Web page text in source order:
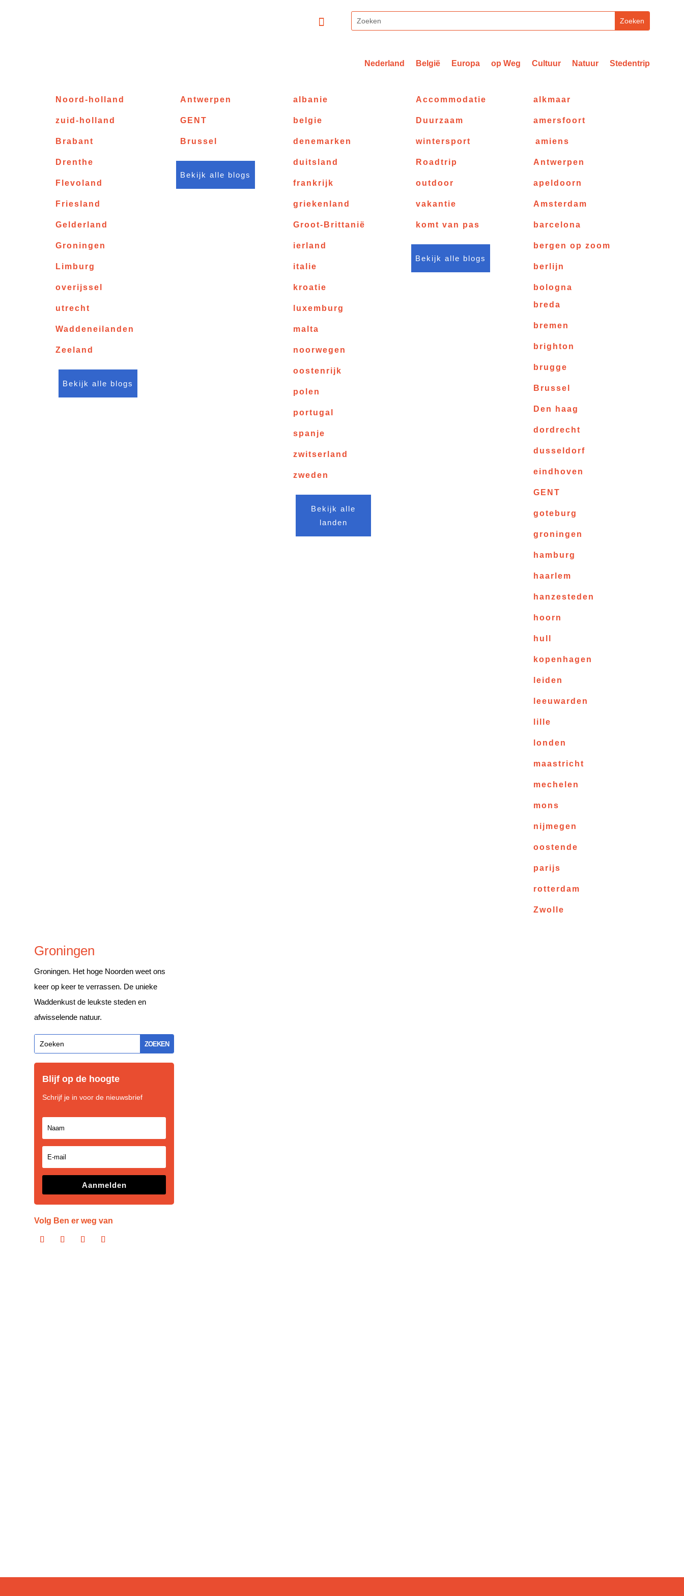
Nederland België Europa op Weg Cultuur Natuur Stedentrip
Noord-holland
zuid-holland
Brabant
Drenthe
Flevoland
Friesland
Gelderland
Groningen
Limburg
overijssel
utrecht
Waddeneilanden
Zeeland
Bekijk alle blogs
Antwerpen
GENT
Brussel
Bekijk alle blogs
albanie
belgie
denemarken
duitsland
frankrijk
griekenland
Groot-Brittanië
ierland
italie
kroatie
luxemburg
malta
noorwegen
oostenrijk
polen
portugal
spanje
zwitserland
zweden
Bekijk alle
landen
Accommodatie
Duurzaam
wintersport
Roadtrip
outdoor
vakantie
komt van pas
Bekijk alle blogs
alkmaar
amersfoort
amiens
Antwerpen
apeldoorn
Amsterdam
barcelona
bergen op zoom
berlijn
bologna
breda
bremen
brighton
brugge
Brussel
Den haag
dordrecht
dusseldorf
eindhoven
GENT
goteburg
groningen
hamburg
haarlem
hanzesteden
hoorn
hull
kopenhagen
leiden
leeuwarden
lille
londen
maastricht
mechelen
mons
nijmegen
oostende
parijs
rotterdam
Zwolle
Groningen
Groningen. Het hoge Noorden weet ons
keer op keer te verrassen. De unieke
Waddenkust de leukste steden en
afwisselende natuur.
Blijf op de hoogte
Schrijf je in voor de nieuwsbrief
Aanmelden
Volg Ben er weg van